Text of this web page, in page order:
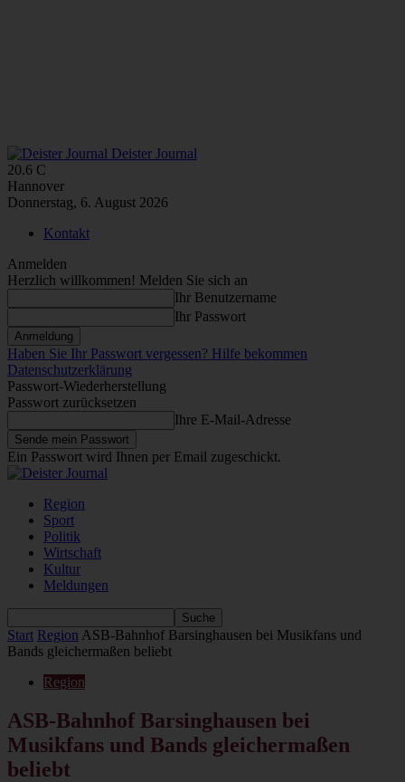
Deister Journal
20.6 C
Hannover
Donnerstag, 6. August 2026
Kontakt
Anmelden
Herzlich willkommen! Melden Sie sich an
Ihr Benutzername
Ihr Passwort
Haben Sie Ihr Passwort vergessen? Hilfe bekommen
Datenschutzerklärung
Passwort-Wiederherstellung
Passwort zurücksetzen
Ihre E-Mail-Adresse
Ein Passwort wird Ihnen per Email zugeschickt.
Region
Sport
Politik
Wirtschaft
Kultur
Meldungen
Start Region ASB-Bahnhof Barsinghausen bei Musikfans und
Bands gleichermaßen beliebt
Region
ASB-Bahnhof Barsinghausen bei
Musikfans und Bands gleichermaßen
beliebt